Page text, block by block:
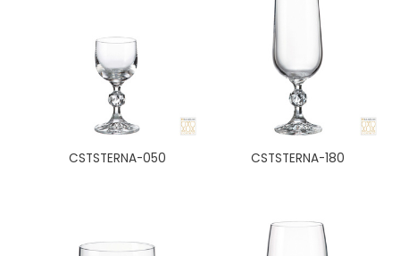
CSTSTERNA-050 CSTSTERNA-180